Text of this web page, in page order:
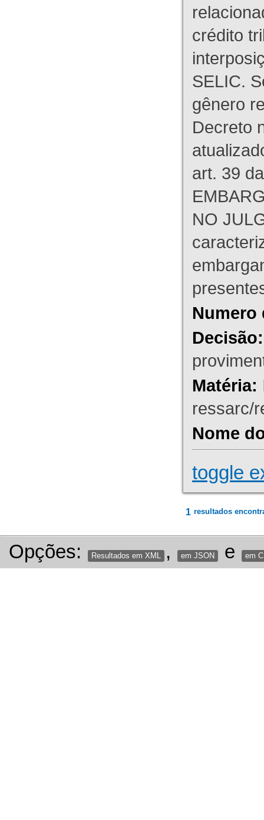
crédito
SELIC.
gênero
Decreto
art. 39
NO
Numero
Decisão:
Matéria:
ressarc/
Nome
toggle
1 resultados
Opções: Resultados em XML , em JSON e em